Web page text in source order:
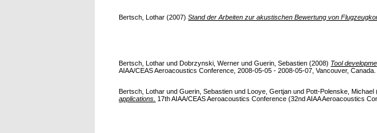
Bertsch, Lothar (2007)Stand der Arbeiten zur akustischen Bewertung von
Bertsch, Lothar undDobrzynski, Werner undGuerin, Sebastien (2008) Tool
AIAA/CEAS Aeroacoustics Conference, 2008-05-05 - 2008-05-07, Vancouver,
Bertsch, Lothar undGuerin, Sebastien und Looye, Gertjan und Pott-Polenske, Michael
applications. 17th AIAA/CEAS Aeroacoustics Conference (32nd AIAA Aeroacoustics